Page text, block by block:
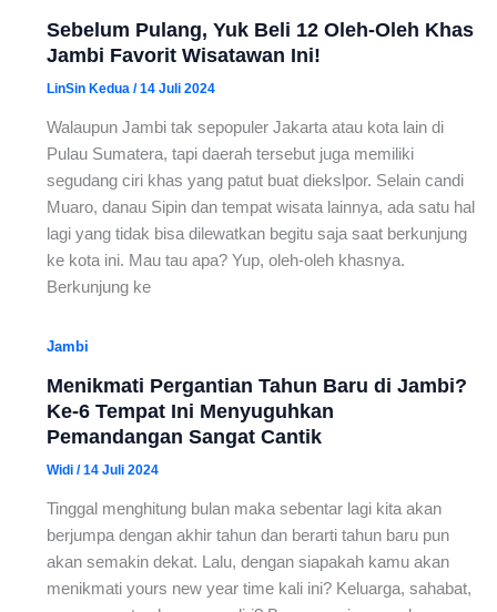
Sebelum Pulang, Yuk Beli 12 Oleh-Oleh Khas
Jambi Favorit Wisatawan Ini!
LinSin Kedua /14 Juli 2024
Walaupun Jambi tak sepopuler Jakarta atau kota lain di
Pulau Sumatera, tapi daerah tersebut juga memiliki
segudang ciri khas yang patut buat diekslpor. Selain candi
Muaro, danau Sipin dan tempat wisata lainnya, ada satu hal
lagi yang tidak bisa dilewatkan begitu saja saat berkunjung
ke kota ini. Mau tau apa? Yup, oleh-oleh khasnya.
Berkunjung ke
Jambi
Menikmati Pergantian Tahun Baru di Jambi?
Ke-6 Tempat Ini Menyuguhkan
Pemandangan Sangat Cantik
Widi /14 Juli 2024
Tinggal menghitung bulan maka sebentar lagi kita akan
berjumpa dengan akhir tahun dan berarti tahun baru pun
akan semakin dekat. Lalu, dengan siapakah kamu akan
menikmati yours new year time kali ini? Keluarga, sahabat,